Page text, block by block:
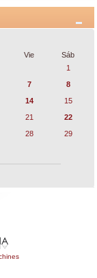
Vie
Sáb
1
7
8
14
15
21
22
28
29